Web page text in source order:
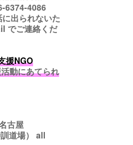
6374-4086
出られないた
でご連絡くだ
援NGO
動にあてられ
古屋
道場） all